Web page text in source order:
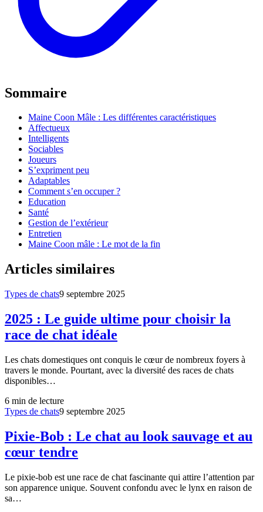
Sommaire
Maine Coon Mâle : Les différentes caractéristiques
Affectueux
Intelligents
Sociables
Joueurs
S’expriment peu
Adaptables
Comment s’en occuper ?
Education
Santé
Gestion de l’extérieur
Entretien
Maine Coon mâle : Le mot de la fin
Articles similaires
Types de chats9 septembre 2025
2025 : Le guide ultime pour choisir la
race de chat idéale
Les chats domestiques ont conquis le cœur de nombreux foyers à
travers le monde. Pourtant, avec la diversité des races de chats
disponibles…
6 min de lecture
Types de chats9 septembre 2025
Pixie-Bob : Le chat au look sauvage et au
cœur tendre
Le pixie-bob est une race de chat fascinante qui attire l’attention par
son apparence unique. Souvent confondu avec le lynx en raison de
sa…